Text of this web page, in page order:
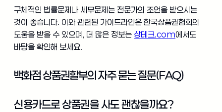
구체적인 법률문제나 세무문제는 전문가의 조언을 받으시는
것이 좋습니다. 이와 관련된 가이드라인은 한국상품권협회의
도움을 받을 수 있으며, 더 많은 정보는 상테크.com에서도
바탕을 확인해 보세요.
백화점 상품권할부의 자주 묻는 질문(FAQ)
신용카드로 상품권을 사도 괜찮을까요?